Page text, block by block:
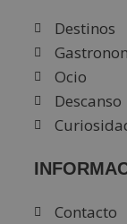
Destinos
Ocio
Descanso
Contacto